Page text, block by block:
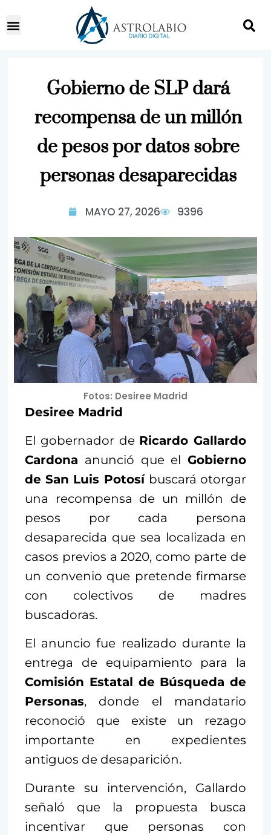
Gobierno de SLP dará
recompensa de un millón
de pesos por datos sobre
personas desaparecidas
MAYO 27, 2026 9396
Fotos: Desiree Madrid
Desiree Madrid
El gobernador de Ricardo Gallardo
Cardona anunció que el Gobierno
de San Luis Potosí buscará otorgar
una recompensa de un millón de
pesos por cada persona
desaparecida que sea localizada en
casos previos a 2020, como parte de
un convenio que pretende firmarse
con colectivos de madres
buscadoras.
El anuncio fue realizado durante la
entrega de equipamiento para la
Comisión Estatal de Búsqueda de
Personas, donde el mandatario
reconoció que existe un rezago
importante en expedientes
antiguos de desaparición.
Durante su intervención, Gallardo
señaló que la propuesta busca
incentivar que personas con